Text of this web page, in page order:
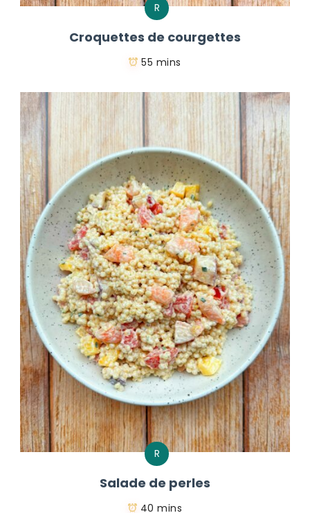
R
Croquettes de courgettes
55 mins
R
Salade de perles
40 mins